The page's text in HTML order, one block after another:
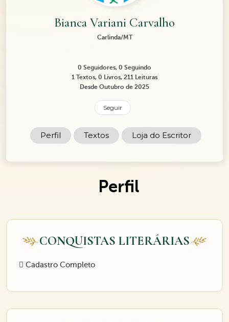
Bianca Variani Carvalho
Carlinda/MT
0 Seguidores, 0 Seguindo
1 Textos, 0 Livros, 211 Leituras
Desde Outubro de 2025
Seguir
Perfil Textos Loja do Escritor
Perfil
CONQUISTAS LITERÁRIAS
Cadastro Completo